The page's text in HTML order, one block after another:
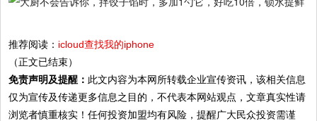
推荐阅读： icloud查找我的iphone
（正文已结束）
免责声明及提醒： 此文内容为本网所转载企业宣传资讯，该相关信息
仅为宣传及传递更多信息之目的，不代表本网站观点，文章真实性请
浏览者慎重核实！任何投资加盟均有风险，提醒广大民众投资需谨